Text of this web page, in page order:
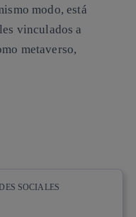
modo, está
vinculados a
metaverso,
SOCIALES